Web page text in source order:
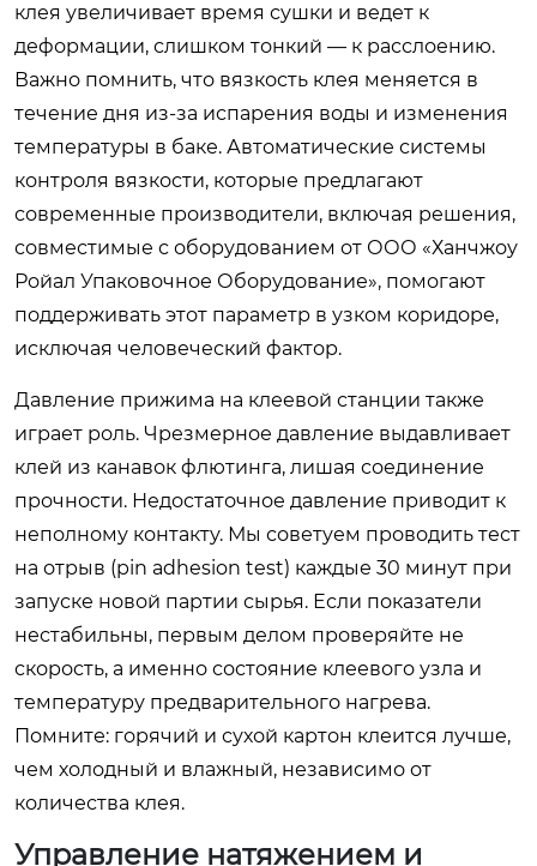
клея увеличивает время сушки и ведет к
деформации, слишком тонкий — к расслоению.
Важно помнить, что вязкость клея меняется в
течение дня из-за испарения воды и изменения
температуры в баке. Автоматические системы
контроля вязкости, которые предлагают
современные производители, включая решения,
совместимые с оборудованием от ООО «Ханчжоу
Ройал Упаковочное Оборудование», помогают
поддерживать этот параметр в узком коридоре,
исключая человеческий фактор.
Давление прижима на клеевой станции также
играет роль. Чрезмерное давление выдавливает
клей из канавок флютинга, лишая соединение
прочности. Недостаточное давление приводит к
неполному контакту. Мы советуем проводить тест
на отрыв (pin adhesion test) каждые 30 минут при
запуске новой партии сырья. Если показатели
нестабильны, первым делом проверяйте не
скорость, а именно состояние клеевого узла и
температуру предварительного нагрева.
Помните: горячий и сухой картон клеится лучше,
чем холодный и влажный, независимо от
количества клея.
Управление натяжением и